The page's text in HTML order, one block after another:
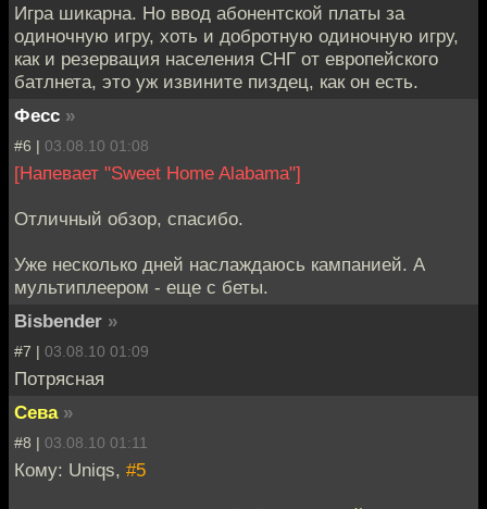
Игра шикарна. Но ввод абонентской платы за
одиночную игру, хоть и добротную одиночную игру,
как и резервация населения СНГ от европейского
батлнета, это уж извините пиздец, как он есть.
Фесс »
#6 | 03.08.10 01:08
[Напевает "Sweet Home Alabama"]
Отличный обзор, спасибо.
Уже несколько дней наслаждаюсь кампанией. А
мультиплеером - еще с беты.
Bisbender »
#7 | 03.08.10 01:09
Потрясная
Сева »
#8 | 03.08.10 01:11
Кому: Uniqs, #5